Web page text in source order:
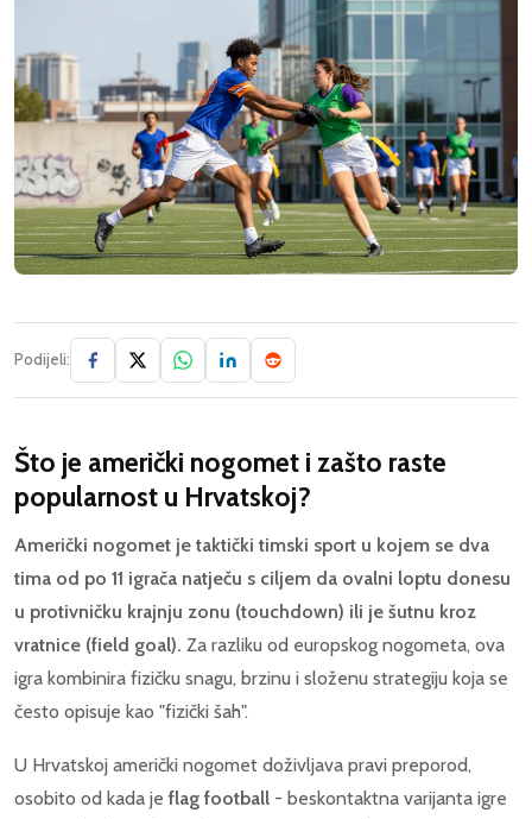
Podijeli:
Što je američki nogomet i zašto raste
popularnost u Hrvatskoj?
Američki nogomet je taktički timski sport u kojem se dva
tima od po 11 igrača natječu s ciljem da ovalni loptu donesu
u protivničku krajnju zonu (touchdown) ili je šutnu kroz
vratnice (field goal). Za razliku od europskog nogometa, ova
igra kombinira fizičku snagu, brzinu i složenu strategiju koja se
često opisuje kao "fizički šah".
U Hrvatskoj američki nogomet doživljava pravi preporod,
osobito od kada je flag football - beskontaktna varijanta igre